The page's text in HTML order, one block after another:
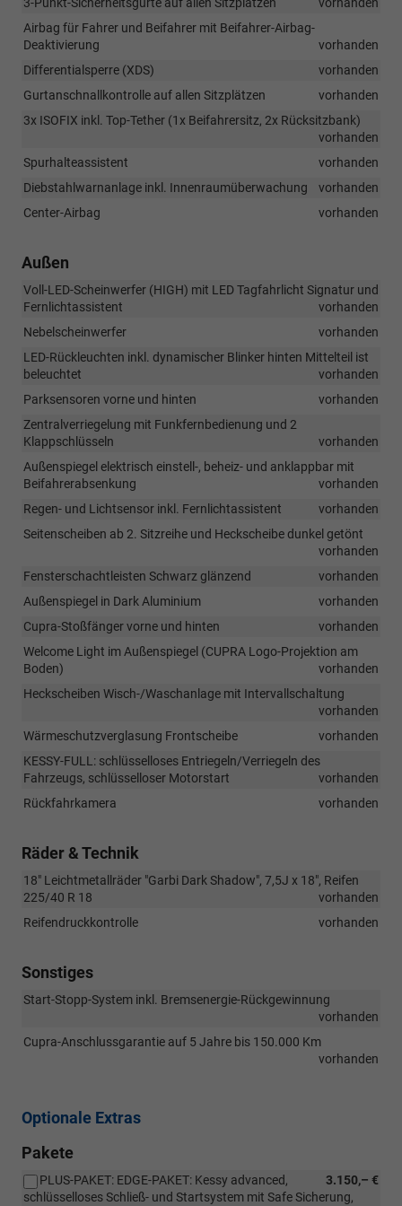
Airbag für Fahrer und Beifahrer mit Beifahrer-Airbag-
Deaktivierung
vorhanden
Differentialsperre (XDS)
vorhanden
Gurtanschnallkontrolle auf allen Sitzplätzen
vorhanden
3x ISOFIX inkl. Top-Tether (1x Beifahrersitz, 2x Rücksitzbank)
vorhanden
Spurhalteassistent
vorhanden
Diebstahlwarnanlage inkl. Innenraumüberwachung
vorhanden
Center-Airbag
vorhanden
Außen
Voll-LED-Scheinwerfer (HIGH) mit LED Tagfahrlicht Signatur und
Fernlichtassistent
vorhanden
Nebelscheinwerfer
vorhanden
LED-Rückleuchten inkl. dynamischer Blinker hinten Mittelteil ist
beleuchtet
vorhanden
Parksensoren vorne und hinten
vorhanden
Zentralverriegelung mit Funkfernbedienung und 2
Klappschlüsseln
vorhanden
Außenspiegel elektrisch einstell-, beheiz- und anklappbar mit
Beifahrerabsenkung
vorhanden
Regen- und Lichtsensor inkl. Fernlichtassistent
vorhanden
Seitenscheiben ab 2. Sitzreihe und Heckscheibe dunkel getönt
vorhanden
Fensterschachtleisten Schwarz glänzend
vorhanden
Außenspiegel in Dark Aluminium
vorhanden
Cupra-Stoßfänger vorne und hinten
vorhanden
Welcome Light im Außenspiegel (CUPRA Logo-Projektion am
Boden)
vorhanden
Heckscheiben Wisch-/Waschanlage mit Intervallschaltung
vorhanden
Wärmeschutzverglasung Frontscheibe
vorhanden
KESSY-FULL: schlüsselloses Entriegeln/Verriegeln des
Fahrzeugs, schlüsselloser Motorstart
vorhanden
Rückfahrkamera
vorhanden
Räder & Technik
18" Leichtmetallräder "Garbi Dark Shadow", 7,5J x 18", Reifen
225/40 R 18
vorhanden
Reifendruckkontrolle
vorhanden
Sonstiges
Start-Stopp-System inkl. Bremsenergie-Rückgewinnung
vorhanden
Cupra-Anschlussgarantie auf 5 Jahre bis 150.000 Km
vorhanden
Optionale Extras
Pakete
3.150,– €
PLUS-PAKET: EDGE-PAKET: Kessy advanced,
schlüsselloses Schließ- und Startsystem mit Safe Sicherung,